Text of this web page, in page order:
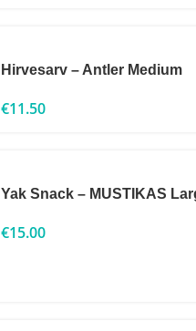
Hirvesarv – Antler Medium
€11.50
Yak Snack – MUSTIKAS
€15.00